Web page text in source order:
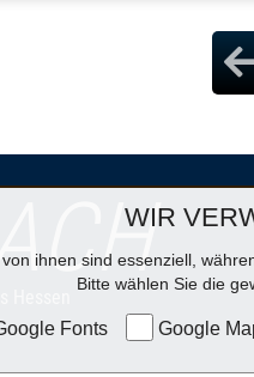
WIR
ihnen sind essenziell,
Bitte wählen Sie die
Fonts Google